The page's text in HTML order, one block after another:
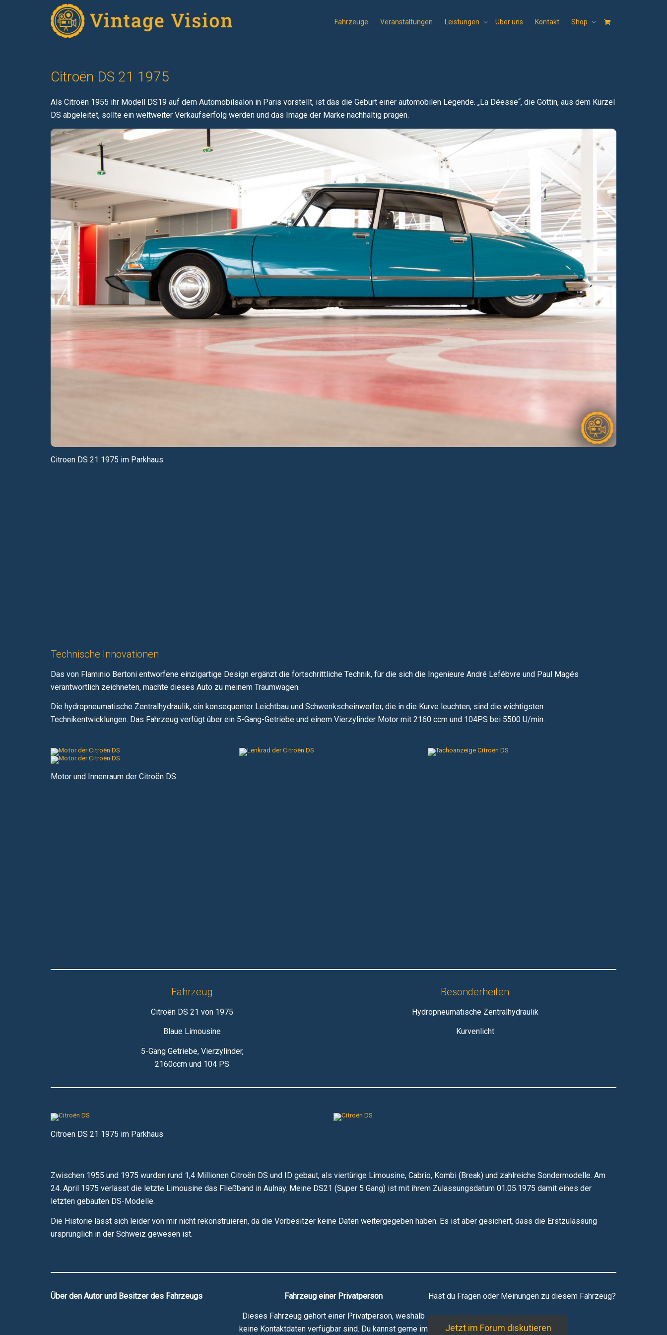
Fahrzeuge Veranstaltungen Leistungen Über uns Kontakt Shop
Citroën DS 21 1975
Als Citroën 1955 ihr Modell DS19 auf dem Automobilsalon in Paris vorstellt, ist das die Geburt einer automobilen Legende. „La Déesse“, die Göttin, aus dem Kürzel
DS abgeleitet, sollte ein weltweiter Verkaufserfolg werden und das Image der Marke nachhaltig prägen.
Citroen DS 21 1975 im Parkhaus
Technische Innovationen
Das von Flaminio Bertoni entworfene einzigartige Design ergänzt die fortschrittliche Technik, für die sich die Ingenieure André Lefébvre und Paul Magés
verantwortlich zeichneten, machte dieses Auto zu meinem Traumwagen.
Die hydropneumatische Zentralhydraulik, ein konsequenter Leichtbau und Schwenkscheinwerfer, die in die Kurve leuchten, sind die wichtigsten
Technikentwicklungen. Das Fahrzeug verfügt über ein 5-Gang-Getriebe und einem Vierzylinder Motor mit 2160 ccm und 104PS bei 5500 U/min.
Motor und Innenraum der Citroën DS
Fahrzeug
Citroën DS 21 von 1975
Blaue Limousine
5-Gang Getriebe, Vierzylinder,
2160ccm und 104 PS
Besonderheiten
Hydropneumatische Zentralhydraulik
Kurvenlicht
Citroen DS 21 1975 im Parkhaus
Zwischen 1955 und 1975 wurden rund 1,4 Millionen Citroën DS und ID gebaut, als viertürige Limousine, Cabrio, Kombi (Break) und zahlreiche Sondermodelle. Am
24. April 1975 verlässt die letzte Limousine das Fließband in Aulnay. Meine DS21 (Super 5 Gang) ist mit ihrem Zulassungsdatum 01.05.1975 damit eines der
letzten gebauten DS-Modelle.
Die Historie lässt sich leider von mir nicht rekonstruieren, da die Vorbesitzer keine Daten weitergegeben haben. Es ist aber gesichert, dass die Erstzulassung
ursprünglich in der Schweiz gewesen ist.
Über den Autor und Besitzer des Fahrzeugs Fahrzeug einer Privatperson
Dieses Fahrzeug gehört einer Privatperson, weshalb
keine Kontaktdaten verfügbar sind. Du kannst gerne im
Hast du Fragen oder Meinungen zu diesem Fahrzeug?
Jetzt im Forum diskutieren